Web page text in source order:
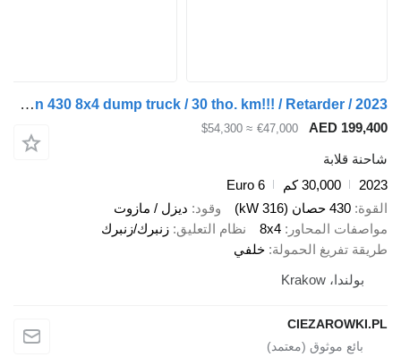
ATP Trucks Truston 430 8x4 dump truck / 30 tho. km!!! / Retarder / 2023
AED
€47,000
≈ $54,300
30,000 كم
Euro 6
430 حصان (316 kW)
وقود
ديزل / مازوت
المحاور
8x4 نظام التعليق زنبرك/زنبرك
الحمولة
خلفي